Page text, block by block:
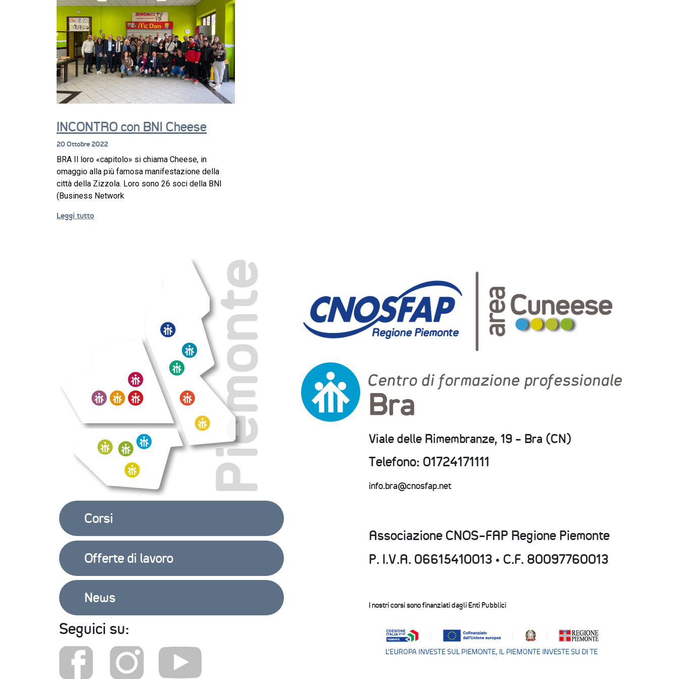
INCONTRO con BNI Cheese
20 Ottobre 2022
BRA Il loro «capitolo» si chiama Cheese, in
omaggio alla più famosa manifestazione della
città della Zizzola. Loro sono 26 soci della BNI
(Business Network
Leggi tutto
Corsi
Offerte di lavoro
News
Seguici su:
Viale delle Rimembranze, 19 - Bra (CN)
Telefono: 01724171111
info.bra@cnosfap.net
Associazione CNOS-FAP Regione Piemonte
P. I.V.A. 06615410013 • C.F. 80097760013
I nostri corsi sono finanziati dagli Enti Pubblici